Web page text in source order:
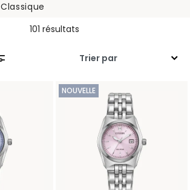
Classique
101 résultats
NOUVELLE